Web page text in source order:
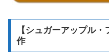
【シュガーアップル
作